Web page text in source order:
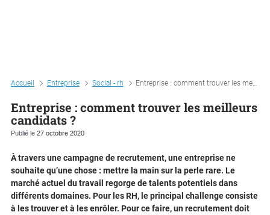
Accueil Entreprise Social - rh Entreprise : comment trouver les meilleurs candidats ?
Entreprise : comment trouver les meilleurs
candidats ?
Publié le 27 octobre 2020
À travers une campagne de recrutement, une entreprise ne
souhaite qu’une chose : mettre la main sur la perle rare. Le
marché actuel du travail regorge de talents potentiels dans
différents domaines. Pour les RH, le principal challenge consiste
à les trouver et à les enrôler. Pour ce faire, un recrutement doit